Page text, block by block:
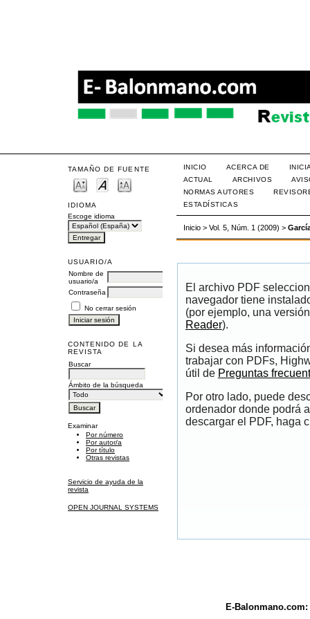
TAMAÑO DE FUENTE
IDIOMA
Escoge idioma
USUARIO/A
Nombre de
usuario/a
Contraseña
No cerrar sesión
CONTENIDO DE LA
REVISTA
Buscar
Ámbito de la búsqueda
Examinar
Por número
Por autor/a
Por título
Otras revistas
Servicio de ayuda de la
revista
OPEN JOURNAL SYSTEMS
INICIO ACERCA DE
ACTUAL
ARCHIVOS
NORMAS AUTORES
ESTADÍSTICAS
Inicio> Vol. 5, Núm. 1 (2009) >
El archivo PDF
navegador tiene
(por ejemplo, una
Reader).
Si desea más
trabajar con PDFs,
útil de Preguntas
Por otro lado, puede
ordenador donde podrá
descargar el PDF, haga
E-